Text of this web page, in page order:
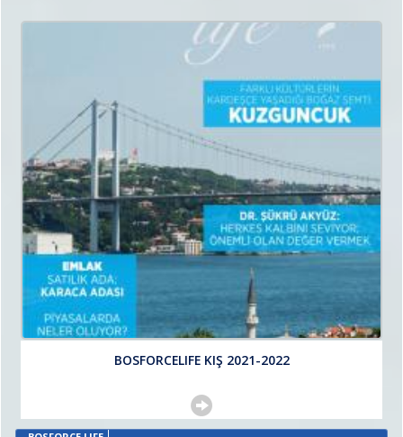
BOSFORCELIFE KIŞ 2021-2022